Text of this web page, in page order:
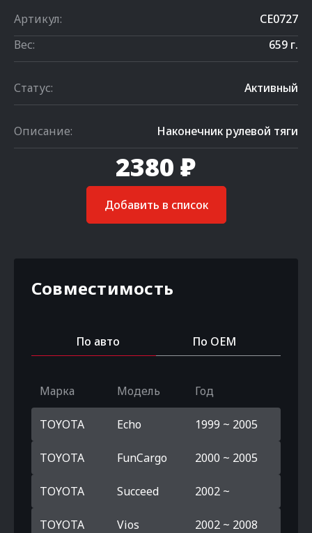
Артикул:
CE0727
Вес:
659 г.
Статус: Активный
Описание: Наконечник рулевой тяги
2380 ₽
Добавить в список
Совместимость
По авто По OEM
Марка Модель Год
TOYOTA Echo 1999 ~ 2005
TOYOTA FunCargo 2000 ~ 2005
TOYOTA Succeed 2002 ~
TOYOTA Vios 2002 ~ 2008